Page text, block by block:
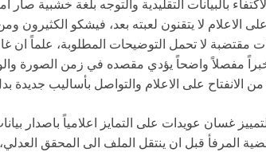
بالبيانات التقليدية والتوجه بلغة خشبية
الاعلام لا يتقنون لعبته بعد، فيشكو الكثيرون
مقتضبة لا تحمل التوضيحات المطلوبة، علماً ان
مفصلاً واضحاً يؤدي مقصده في زمن الصورة
من الانفتاح على الاعلام والتواصل بأساليب جديدة
غسان عويدات على التمايز اعلامياً باصدار بيانات
المرفأ قبل ان ينتقل الملف الى المحقق العدلي،